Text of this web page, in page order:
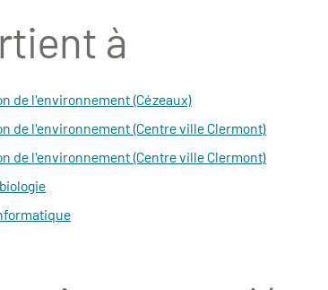
à
de l'environnement (Cézeaux)
de l'environnement (Centre ville Clermont)
de l'environnement (Centre ville Clermont)